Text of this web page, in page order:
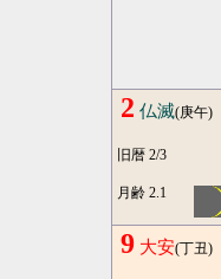
2 仏滅(庚午)
旧暦 2/3
月齢 2.1
9 大安(丁丑)